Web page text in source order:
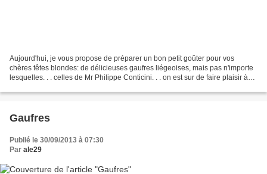
Aujourd'hui, je vous propose de préparer un bon petit goûter pour vos
chères têtes blondes: de délicieuses gaufres liégeoises, mais pas n'importe
lesquelles. . . celles de Mr Philippe Conticini. . . on est sur de faire plaisir à
Gaufres
Publié le 30/09/2013 à 07:30
Par ale29